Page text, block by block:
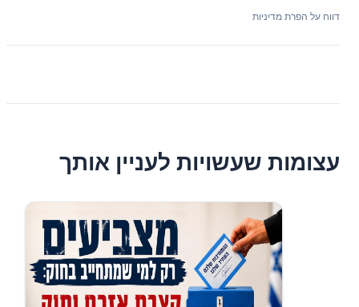
דווח על הפרת מדיניות
עצומות שעשויות לעניין אותך